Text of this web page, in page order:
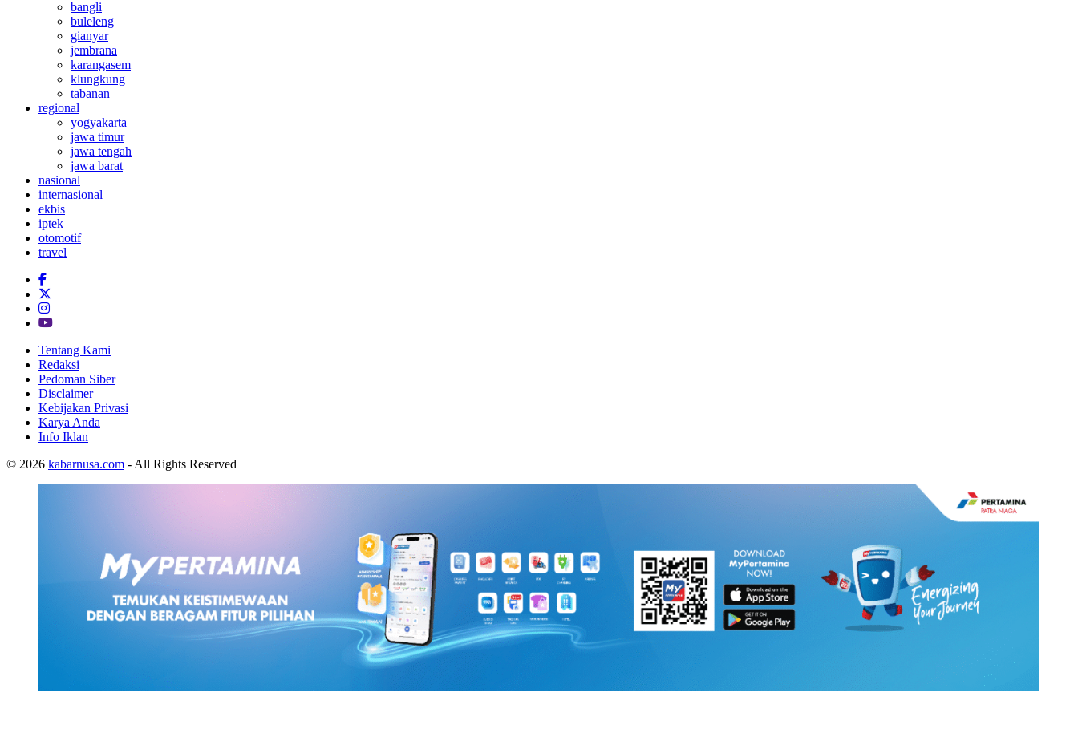
bangli
buleleng
gianyar
jembrana
karangasem
klungkung
tabanan
regional
yogyakarta
jawa timur
jawa tengah
jawa barat
nasional
internasional
ekbis
iptek
otomotif
travel
Tentang Kami
Redaksi
Pedoman Siber
Disclaimer
Kebijakan Privasi
Karya Anda
Info Iklan
© 2026 kabarnusa.com - All Rights Reserved